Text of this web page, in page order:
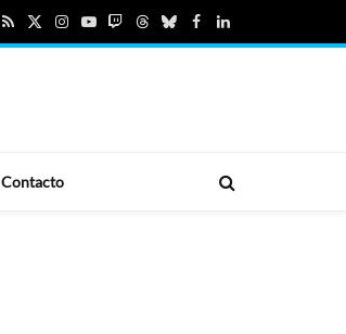
RSSX
Instagram
YouTube
TwitchThreadsBlueskyFacebook
LinkedIn
Contacto